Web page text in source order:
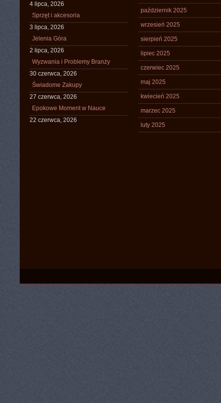
4 lipca, 2026
Sprzęt i akcesoria
3 lipca, 2026
Jelenia Góra
2 lipca, 2026
Wyzwania i Problemy Branży
30 czerwca, 2026
Świadome Zakupy
27 czerwca, 2026
Epokowe Moment w Nauce
22 czerwca, 2026
październik 2025
wrzesień 2025
sierpień 2025
lipiec 2025
czerwiec 2025
maj 2025
kwiecień 2025
marzec 2025
luty 2025